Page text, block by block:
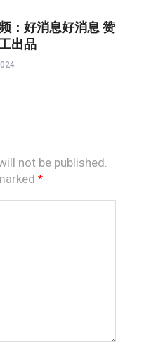
：好消息好消息 赞
出品
not be published.
*